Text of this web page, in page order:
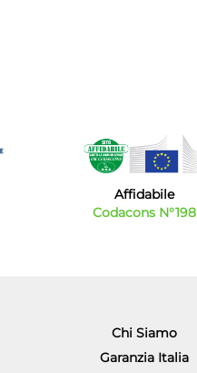
Affidabile
Codacons N°198
Chi Siamo
Garanzia Italia